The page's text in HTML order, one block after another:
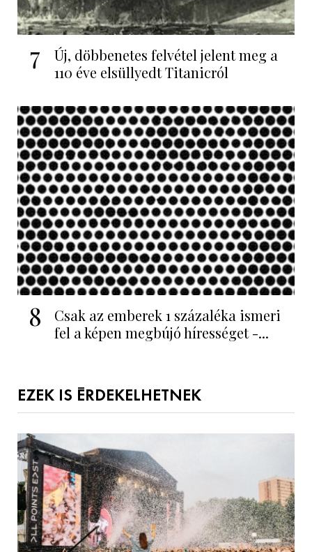
7
Új, döbbenetes felvétel jelent meg a
110 éve elsüllyedt Titanicról
8
Csak az emberek 1 százaléka ismeri
fel a képen megbújó hírességet -...
EZEK IS ÉRDEKELHETNEK